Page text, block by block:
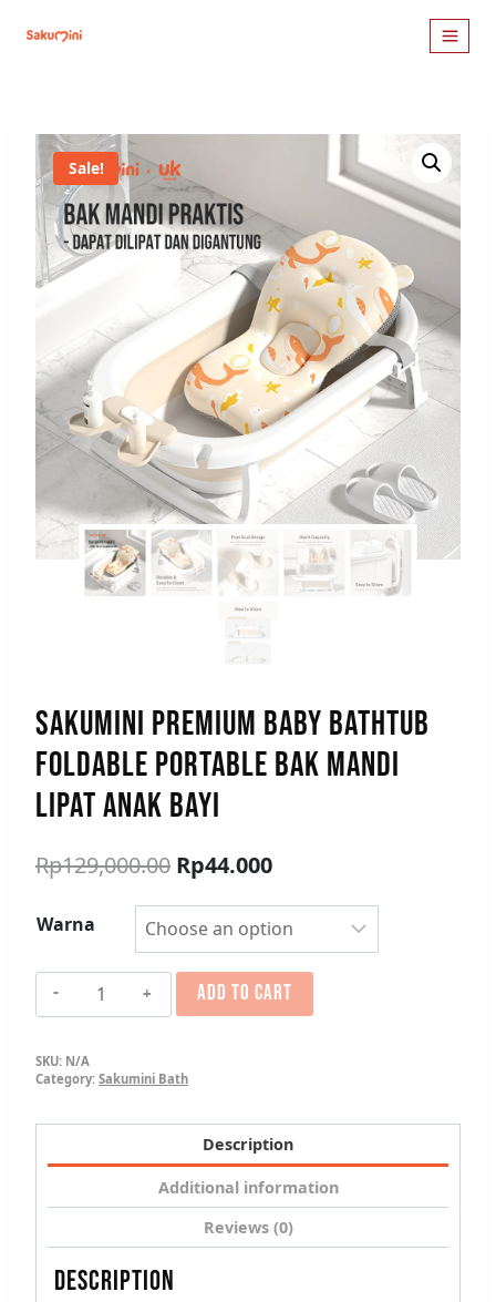
Sale!
SAKUMINI PREMIUM BABY BATHTUB
FOLDABLE PORTABLE BAK MANDI
LIPAT ANAK BAYI
Rp129,000.00 Rp44.000
Warna
ADD TO CART
SKU: N/A
Category: Sakumini Bath
Description
Additional information
Reviews (0)
DESCRIPTION